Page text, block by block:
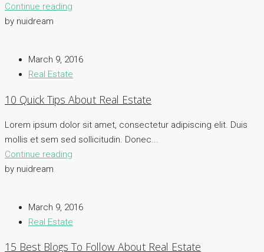
Continue reading
by nuidream
March 9, 2016
Real Estate
10 Quick Tips About Real Estate
Lorem ipsum dolor sit amet, consectetur adipiscing elit. Duis
mollis et sem sed sollicitudin. Donec...
Continue reading
by nuidream
March 9, 2016
Real Estate
15 Best Blogs To Follow About Real Estate